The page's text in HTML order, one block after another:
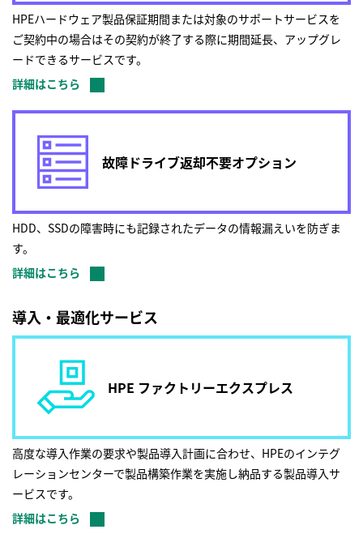
HPEハードウェア製品保証期間または対象のサポートサービスを
ご契約中の場合はその契約が終了する際に期間延長、アップグレ
ードできるサービスです。
詳細はこちら
故障ドライブ返却不要オプション
HDD、SSDの障害時にも記録されたデータの情報漏えいを防ぎま
す。
詳細はこちら
導入・最適化サービス
HPE ファクトリーエクスプレス
高度な導入作業の要求や製品導入計画に合わせ、HPEのインテグ
レーションセンターで製品構築作業を実施し納品する製品導入サ
ービスです。
詳細はこちら